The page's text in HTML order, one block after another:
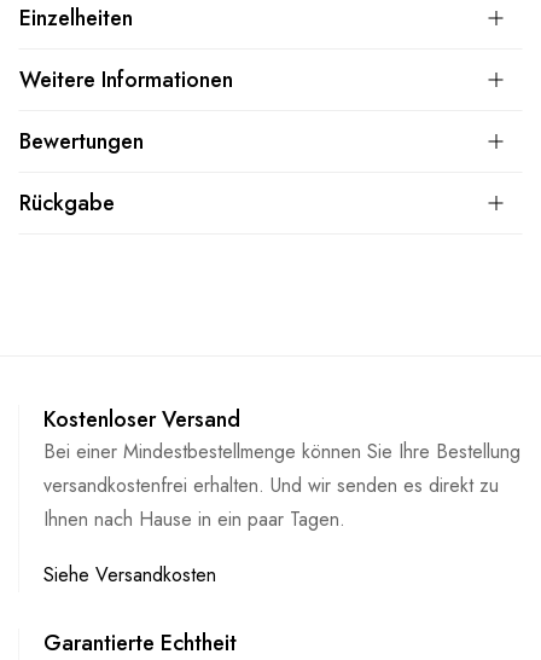
Einzelheiten
Weitere Informationen
Bewertungen
Rückgabe
Kostenloser Versand
Bei einer Mindestbestellmenge können Sie Ihre Bestellung
versandkostenfrei erhalten. Und wir senden es direkt zu
Ihnen nach Hause in ein paar Tagen.
Siehe Versandkosten
Garantierte Echtheit